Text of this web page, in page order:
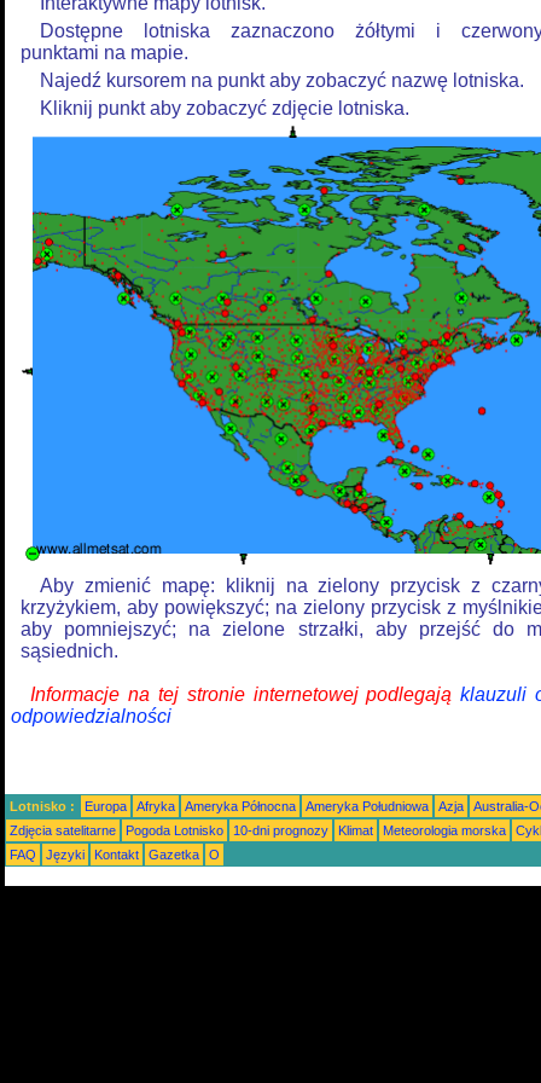
Dostępne lotniska zaznaczono żółtymi i
punktami na mapie.
Najedź kursorem na punkt aby zobaczyć nazwę lotniska.
Kliknij punkt aby zobaczyć zdjęcie lotniska.
Aby zmienić mapę: kliknij na zielony przycisk z
krzyżykiem, aby powiększyć; na zielony przycisk z
aby pomniejszyć; na zielone strzałki, aby przejść do
sąsiednich.
Informacje na tej stronie internetowej podlegająklauzuli
odpowiedzialności
Lotnisko : Europa Afryka Ameryka Północna Ameryka Południowa Azja
Australia-
Zdjęcia satelitarne
Pogoda Lotnisko 10-dni prognozy Klimat Meteorologia morska
FAQ
Języki Kontakt Gazetka O